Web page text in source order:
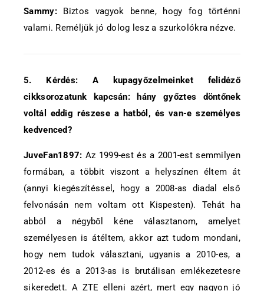
Sammy:Biztos vagyok benne, hogy fog történni
valami. Reméljük jó dolog lesz a szurkolókra nézve.
5. Kérdés: A kupagyőzelmeinket felidéző
cikksorozatunk kapcsán: hány győztes döntőnek
voltál eddig részese a hatból, és van-e személyes
kedvenced?
JuveFan1897: Az 1999-est és a 2001-est semmilyen
formában, a többit viszont a helyszínen éltem át
(annyi kiegészítéssel, hogy a 2008-as diadal első
felvonásán nem voltam ott Kispesten). Tehát ha
abból a négyből kéne választanom, amelyet
személyesen is átéltem, akkor azt tudom mondani,
hogy nem tudok választani, ugyanis a 2010-es, a
2012-es és a 2013-as is brutálisan emlékezetesre
sikeredett. A ZTE elleni azért, mert egy nagyon jó